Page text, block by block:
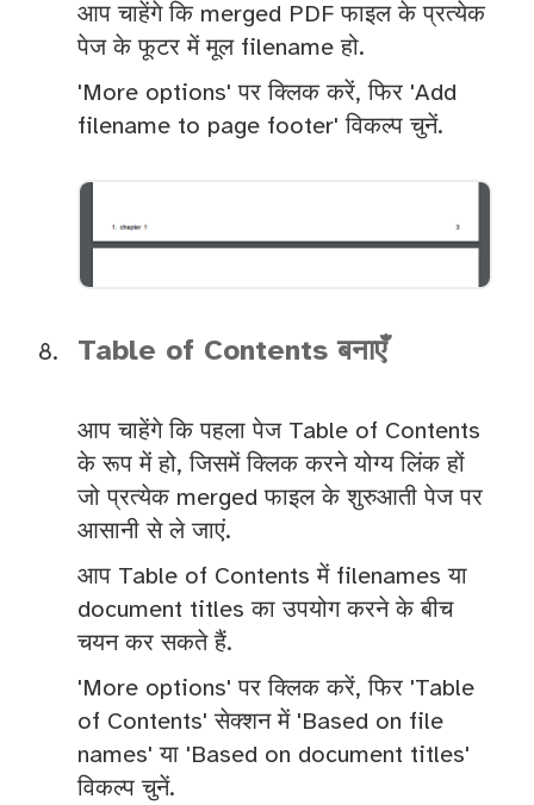
आप चाहेंगे कि merged PDF फाइल के प्रत्येक
पेज के फूटर में मूल filename हो.
'More options' पर क्लिक करें, फिर 'Add
filename to page footer' विकल्प चुनें.
Table of Contents बनाएँ
आप चाहेंगे कि पहला पेज Table of Contents
के रूप में हो, जिसमें क्लिक करने योग्य लिंक हों
जो प्रत्येक merged फाइल के शुरुआती पेज पर
आसानी से ले जाएं.
आप Table of Contents में filenames या
document titles का उपयोग करने के बीच
चयन कर सकते हैं.
'More options' पर क्लिक करें, फिर 'Table
of Contents' सेक्शन में 'Based on file
names' या 'Based on document titles'
विकल्प चुनें.